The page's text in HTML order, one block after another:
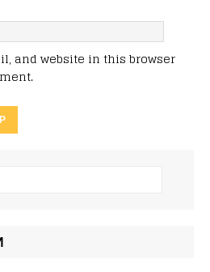
and website in this browser